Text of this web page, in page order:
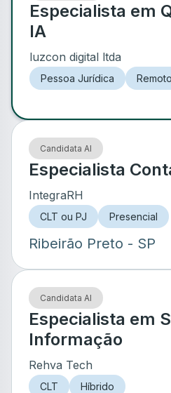
Especialista em
IA
luzcon digital ltda
Pessoa Jurídica
Remoto
Candidata AI
Especialista
IntegraRH
CLT ou PJ Presencial
Ribeirão Preto - SP
Candidata AI
Especialista em
Informação
Rehva Tech
CLT Híbrido